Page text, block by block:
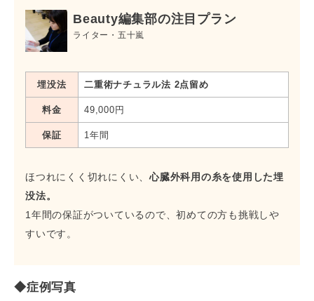
Beauty編集部の注目プラン
ライター・五十嵐
埋没法 二重術ナチュラル法 2点留め
料金 49,000円
保証 1年間
ほつれにくく切れにくい、 心臓外科用の糸を使用した埋
没法。
1年間の保証がついているので、初めての方も挑戦しや
すいです。
◆症例写真